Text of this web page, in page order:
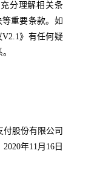
分理解相关条
重要条款。如
》有任何疑
付股份有限公司
2020年11月16日